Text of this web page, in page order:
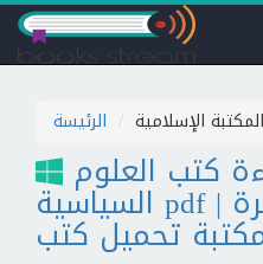
الرئيسة
المكتبة الإسلامية
كتب العلوم
السياسية pdf مجانا بروابط مباشرة |